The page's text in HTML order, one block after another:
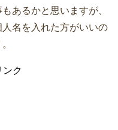
あるかと思いますが、
名を入れた方がいいの
ンク